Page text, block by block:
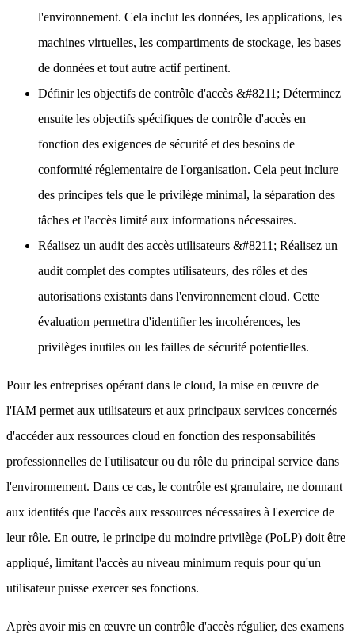
l'environnement. Cela inclut les données, les applications, les
machines virtuelles, les compartiments de stockage, les bases
de données et tout autre actif pertinent.
Définir les objectifs de contrôle d'accès &#8211; Déterminez
ensuite les objectifs spécifiques de contrôle d'accès en
fonction des exigences de sécurité et des besoins de
conformité réglementaire de l'organisation. Cela peut inclure
des principes tels que le privilège minimal, la séparation des
tâches et l'accès limité aux informations nécessaires.
Réalisez un audit des accès utilisateurs &#8211; Réalisez un
audit complet des comptes utilisateurs, des rôles et des
autorisations existants dans l'environnement cloud. Cette
évaluation permettra d'identifier les incohérences, les
privilèges inutiles ou les failles de sécurité potentielles.
Pour les entreprises opérant dans le cloud, la mise en œuvre de
l'IAM permet aux utilisateurs et aux principaux services concernés
d'accéder aux ressources cloud en fonction des responsabilités
professionnelles de l'utilisateur ou du rôle du principal service dans
l'environnement. Dans ce cas, le contrôle est granulaire, ne donnant
aux identités que l'accès aux ressources nécessaires à l'exercice de
leur rôle. En outre, le principe du moindre privilège (PoLP) doit être
appliqué, limitant l'accès au niveau minimum requis pour qu'un
utilisateur puisse exercer ses fonctions.
Après avoir mis en œuvre un contrôle d'accès régulier, des examens